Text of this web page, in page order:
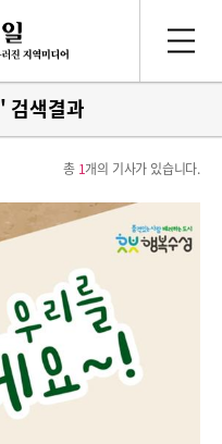
' 검색결과
총 1개의 기사가 있습니다.